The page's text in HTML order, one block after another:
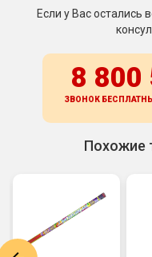
Если у Вас остались
8
ЗВОНОК
Похожие